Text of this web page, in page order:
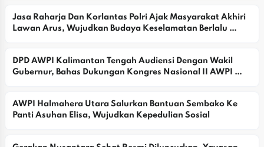
Jasa Raharja Dan Korlantas Polri Ajak Masyarakat Akhiri
Lawan Arus, Wujudkan Budaya Keselamatan Berlalu
DPD AWPI Kalimantan Tengah Audiensi Dengan Wakil
Gubernur, Bahas Dukungan Kongres Nasional II AWPI
AWPI Halmahera Utara Salurkan Bantuan Sembako Ke
Panti Asuhan Elisa, Wujudkan Kepedulian Sosial